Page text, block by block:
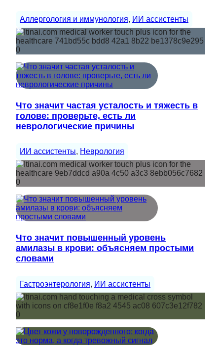
Аллергология и иммунология, ИИ ассистенты
Что значит частая усталость и тяжесть в
голове: проверьте, есть ли
неврологические причины
ИИ ассистенты, Неврология
Что значит повышенный уровень
амилазы в крови: объясняем простыми
словами
Гастроэнтерология, ИИ ассистенты